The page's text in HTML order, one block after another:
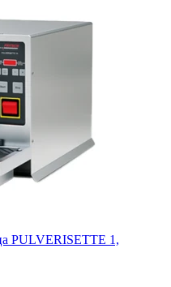
PULVERISETTE 1,